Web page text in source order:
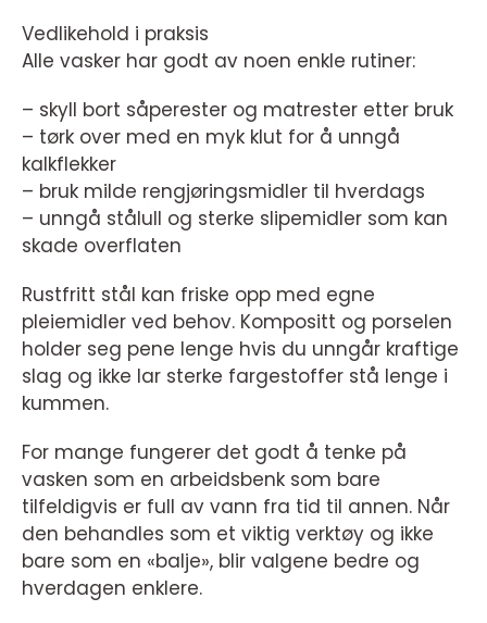
Vedlikehold i praksis
Alle vasker har godt av noen enkle rutiner:
– skyll bort såperester og matrester etter bruk
– tørk over med en myk klut for å unngå
kalkflekker
– bruk milde rengjøringsmidler til hverdags
– unngå stålull og sterke slipemidler som kan
skade overflaten
Rustfritt stål kan friske opp med egne
pleiemidler ved behov. Kompositt og porselen
holder seg pene lenge hvis du unngår kraftige
slag og ikke lar sterke fargestoffer stå lenge i
kummen.
For mange fungerer det godt å tenke på
vasken som en arbeidsbenk som bare
tilfeldigvis er full av vann fra tid til annen. Når
den behandles som et viktig verktøy og ikke
bare som en «balje», blir valgene bedre og
hverdagen enklere.